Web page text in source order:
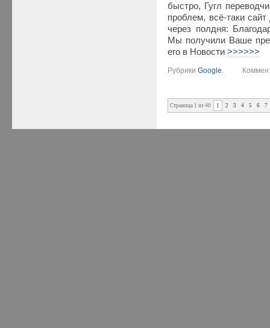
быстро, Гугл
проблем, всё-таки
через полдня:
Мы получили Ваше
его в Новости>>>>>>
РубрикиGoogle
Страница 1 из 40 1 2 3 4 5 6 7